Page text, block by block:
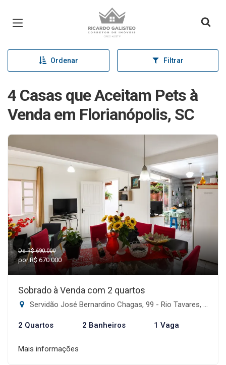
Página inicial
Ordenar Filtrar
4 Casas que Aceitam Pets à
Venda em Florianópolis, SC
De R$ 690.000
por R$ 670.000
Sobrado à Venda com 2 quartos
Servidão José Bernardino Chagas, 99 - Rio Tavares, Florianópolis-SC
2 Quartos 2 Banheiros 1 Vaga
Mais informações